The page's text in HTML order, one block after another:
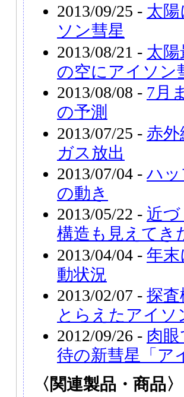
2013/09/25 - 太
ソン彗星
2013/08/21 - 太
の空にアイソン
2013/08/08 - 7月
の予測
2013/07/25 - 赤
ガス放出
2013/07/04 - ハ
の動き
2013/05/22 - 近
構造も見えてき
2013/04/04 - 年
動状況
2013/02/07 - 探
とらえたアイソ
2012/09/26 - 肉
待の新彗星「ア
〈関連製品・商品〉